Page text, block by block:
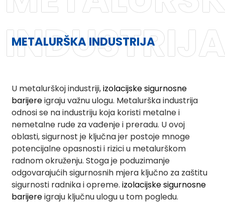
METALURŠKA INDUSTRIJA
U metalurškoj industriji,izolacijske sigurnosne
barijereigraju važnu ulogu. Metalurška industrija
odnosi se na industriju koja koristi metalne i
nemetalne rude za vađenje i preradu. U ovoj
oblasti, sigurnost je ključna jer postoje mnoge
potencijalne opasnosti i rizici u metalurškom
radnom okruženju. Stoga je poduzimanje
odgovarajućih sigurnosnih mjera ključno za zaštitu
sigurnosti radnika i opreme. izolacijske sigurnosne
barijereigraju ključnu ulogu u tom pogledu.